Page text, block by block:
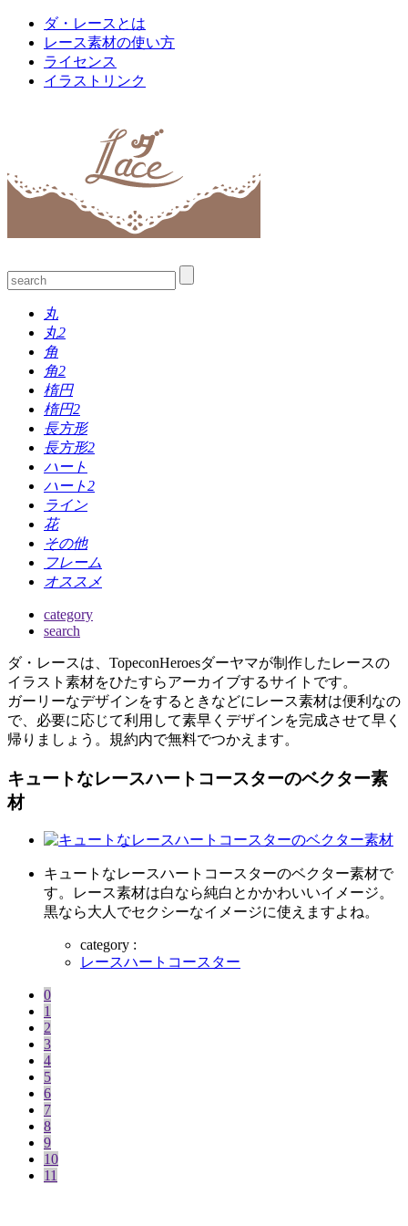
ダ・レースとは
レース素材の使い方
ライセンス
イラストリンク
丸
丸2
角
角2
楕円
楕円2
長方形
長方形2
ハート
ハート2
ライン
花
その他
フレーム
オススメ
category
search
ダ・レースは、TopeconHeroesダーヤマが制作したレースの
イラスト素材をひたすらアーカイブするサイトです。
ガーリーなデザインをするときなどにレース素材は便利なの
で、必要に応じて利用して素早くデザインを完成させて早く
帰りましょう。規約内で無料でつかえます。
キュートなレースハートコースターのベクター素
材
キュートなレースハートコースターのベクター素材で
す。レース素材は白なら純白とかかわいいイメージ。
黒なら大人でセクシーなイメージに使えますよね。
category :
レースハートコースター
0
1
2
3
4
5
6
7
8
9
10
11